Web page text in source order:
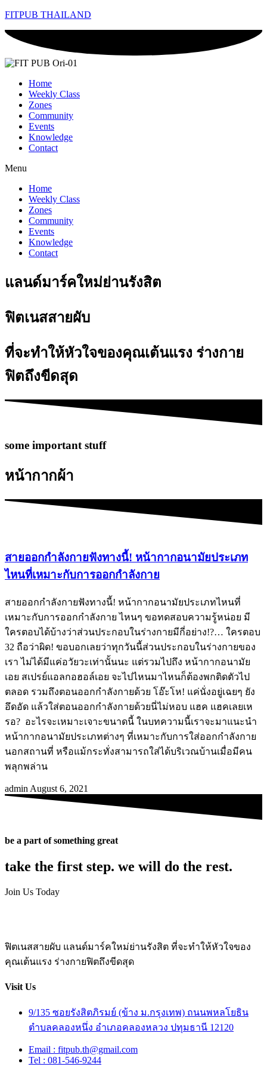
FITPUB THAILAND
Home
Weekly Class
Zones
Community
Events
Knowledge
Contact
Menu
Home
Weekly Class
Zones
Community
Events
Knowledge
Contact
แลนด์มาร์คใหม่ย่านรังสิต
ฟิตเนสสายผับ
ที่จะทำให้หัวใจของคุณเต้นแรง ร่างกาย
ฟิตถึงขีดสุด
some important stuff
หน้ากากผ้า
สายออกกำลังกายฟังทางนี้! หน้ากากอนามัยประเภท
ไหนที่เหมาะกับการออกกำลังกาย
สายออกกำลังกายฟังทางนี้! หน้ากากอนามัยประเภทไหนที่
เหมาะกับการออกกำลังกาย ไหนๆ ขอทดสอบความรู้หน่อย มี
ใครตอบได้บ้างว่าส่วนประกอบในร่างกายมีกี่อย่าง!?… ใครตอบ
32 ถือว่าผิด! ขอบอกเลยว่าทุกวันนี้ส่วนประกอบในร่างกายของ
เรา ไม่ได้มีแค่อวัยวะเท่านั้นนะ แต่รวมไปถึง หน้ากากอนามัย
เอย สเปรย์แอลกอฮอล์เอย จะไปไหนมาไหนก็ต้องพกติดตัวไป
ตลอด รวมถึงตอนออกกำลังกายด้วย โอ๊ะโห! แค่นั่งอยู่เฉยๆ ยัง
อึดอัด แล้วใส่ตอนออกกำลังกายด้วยนี่ไม่หอบ แฮค แฮคเลยเห
รอ? อะไรจะเหมาะเจาะขนาดนี้ ในบทความนี้เราจะมาแนะนำ
หน้ากากอนามัยประเภทต่างๆ ที่เหมาะกับการใส่ออกกำลังกาย
นอกสถานที่ หรือแม้กระทั่งสามารถใส่ได้บริเวณบ้านเมื่อมีคน
พลุกพล่าน
admin August 6, 2021
be a part of something great
take the first step. we will do the rest.
Join Us Today
ฟิตเนสสายผับ แลนด์มาร์คใหม่ย่านรังสิต ที่จะทำให้หัวใจของ
คุณเต้นแรง ร่างกายฟิตถึงขีดสุด
Visit Us
9/135 ซอยรังสิตภิรมย์ (ข้าง ม.กรุงเทพ) ถนนพหลโยธิน
ตำบลคลองหนึ่ง อำเภอคลองหลวง ปทุมธานี 12120
Email : fitpub.th@gmail.com
Tel : 081-546-9244